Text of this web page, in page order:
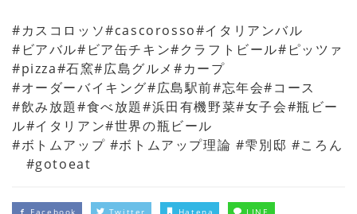
#カスコロッソ#cascorosso#イタリアンバル
#ビアバル#ビア缶チキン#クラフトビール#ピッツァ
#pizza#石窯#広島グルメ#カープ
#オーダーバイキング#広島駅前#忘年会#コース
#飲み放題#食べ放題#浜田有機野菜#女子会#瓶ビー
ル#イタリアン#世界の瓶ビール
#ボトムアップ #ボトムアップ理論 #雫別邸 #ころん
#gotoeat
Facebook Twitter Hatena LINE